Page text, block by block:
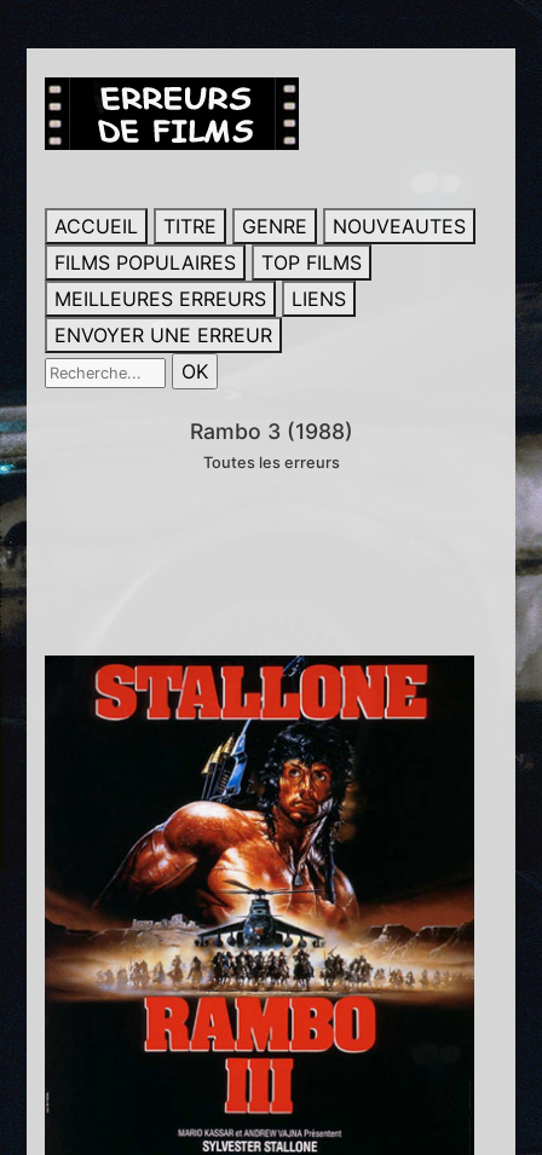
ACCUEIL TITRE GENRE
NOUVEAUTES
FILMS POPULAIRES
TOP FILMS
MEILLEURES ERREURS
LIENS
ENVOYER UNE ERREUR
Rambo 3 (1988)
Toutes les erreurs